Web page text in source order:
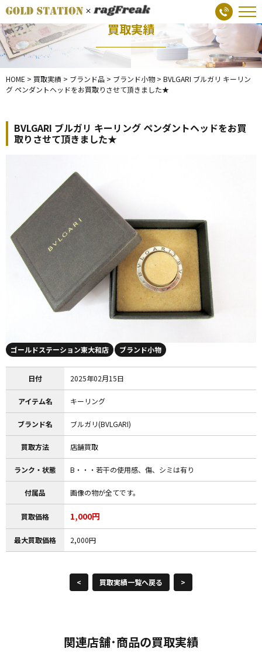
買取実績
HOME > 買取実績 > ブランド品 > ブランド小物> BVLGARI ブルガリ キーリン
グ ペンダントヘッドをお買取りさせて頂きました★
BVLGARI ブルガリ キーリング ペンダントヘッドをお買
取りさせて頂きました★
ゴールドステーション東大和店 ブランド小物
日付 2025年02月15日
アイテム名 キーリング
ブランド名 ブルガリ(BVLGARI)
買取方法 店舗買取
ランク・状態 B・・・若干の使用感、傷、シミは有り
付属品 画像の物が全てです。
買取価格 1,000円
最大買取価格 2,000円
< 買取実績一覧へ戻る >
関連店舗･商品の買取実績